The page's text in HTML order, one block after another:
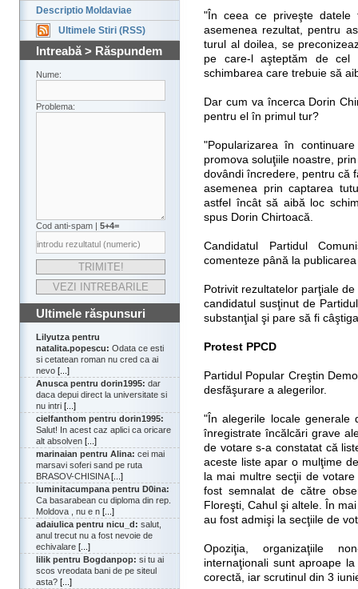
Descriptio Moldaviae
Ultimele Stiri (RSS)
Intreabă > Răspundem
Nume:
Problema:
Cod anti-spam | 5+4=
Ultimele răspunsuri
Lilyutza pentru
natalita.popescu: Odata ce esti
si cetatean roman nu cred ca ai
nevo [...]
Anusca pentru dorin1995: dar
daca depui direct la universitate si
nu intri [...]
cielfanthom pentru dorin1995:
Salut! In acest caz aplici ca oricare
alt absolven [...]
marinaian pentru Alina: cei mai
marsavi soferi sand pe ruta
BRASOV-CHISINA[...]
luminitacumpana pentru D0ina:
Ca basarabean cu diploma din rep.
Moldova , nu e n [...]
adaiulica pentru nicu_d: salut,
anul trecut nu a fost nevoie de
echivalare [...]
lilik pentru Bogdanpop: si tu ai
scos vreodata bani de pe siteul
asta? [...]
"În ceea ce priveşte
asemenea rezultat, pentru
turul al doilea, se
pe care-l aşteptăm de cel
schimbarea care trebuie să
Dar cum va încerca Dorin
pentru el în primul tur?
"Popularizarea în
promova soluţiile noastre,
dovândi încredere, pentru că
asemenea prin captarea
astfel încât să aibă loc
spus Dorin Chirtoacă.
Candidatul Partidul
comenteze până la
Potrivit rezultatelor parţiale
candidatul susţinut de
substanţial şi pare să fi
Protest PPCD
Partidul Popular Creştin
desfăşurare a alegerilor.
"În alegerile locale generale
înregistrate încălcări grave
de votare s-a constatat că
aceste liste apar o mulţime
la mai multre secţii de
fost semnalat de către
Floreşti, Cahul şi altele. În
au fost admişi la secţiile de
Opoziţia, organizaţiile
internaţionali sunt aproape
corectă, iar scrutinul din 3